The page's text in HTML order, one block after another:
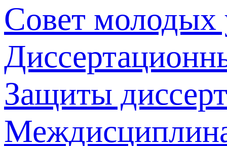
Совет молодых
Защиты